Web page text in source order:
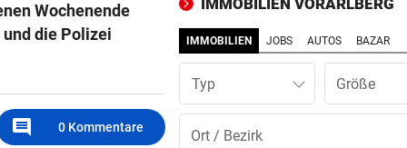
Wochenende
die Polizei
comment 0 Kommentare
Wassergebühren im Ländle
FAHNDUNGSERFOLG vor
Europaweit gesuchter
Österreicher (29) gefasst
ROHR GERISSEN vor
IMMOBILIEN VORARLBERG
IMMOBILIEN JOBS AUTOS BAZAR
Typ